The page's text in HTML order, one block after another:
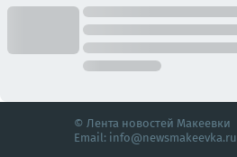
© Лента новостей Макеевки
Email: info@newsmakeevka.ru